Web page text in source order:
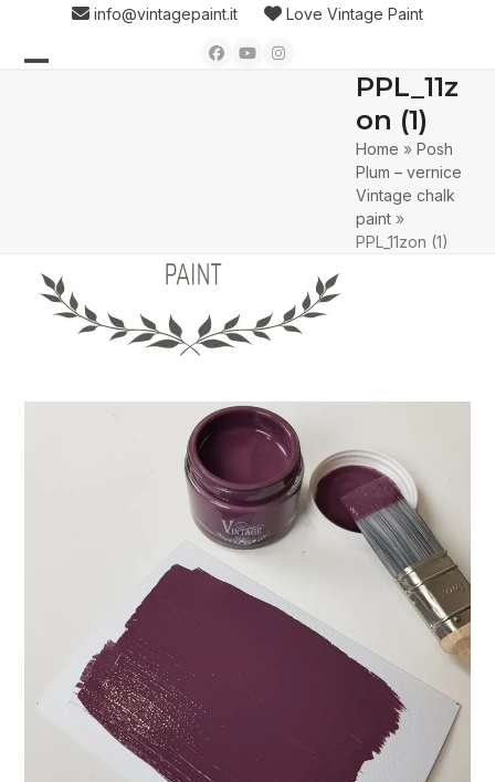
content
info@vintagepaint.it Love Vintage Paint
Facebook
YouTubeInstagram
PPL_11z
on (1)
Home »Posh
Plum – vernice
Vintage chalk
paint »
PPL_11zon (1)